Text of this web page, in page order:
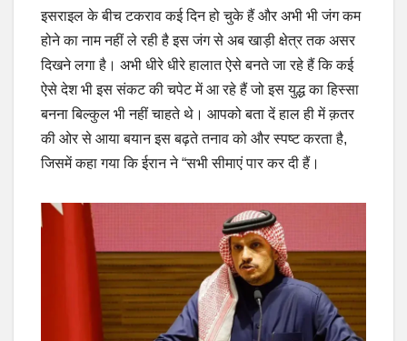
इसराइल के बीच टकराव कई दिन हो चुके हैं और अभी भी जंग कम
होने का नाम नहीं ले रही है इस जंग से अब खाड़ी क्षेत्र तक असर
दिखने लगा है। अभी धीरे धीरे हालात ऐसे बनते जा रहे हैं कि कई
ऐसे देश भी इस संकट की चपेट में आ रहे हैं जो इस युद्ध का हिस्सा
बनना बिल्कुल भी नहीं चाहते थे। आपको बता दें हाल ही में क़तर
की ओर से आया बयान इस बढ़ते तनाव को और स्पष्ट करता है,
जिसमें कहा गया कि ईरान ने “सभी सीमाएं पार कर दी हैं।